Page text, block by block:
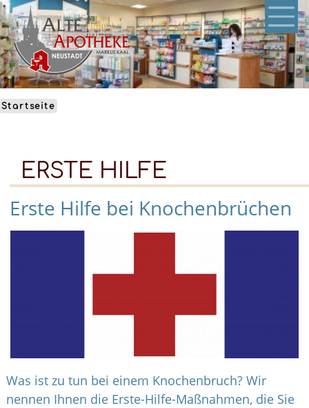
Direkt
zum
Inhalt
Startseite
ERSTE HILFE
Erste Hilfe bei Knochenbrüchen
Was ist zu tun bei einem Knochenbruch? Wir
nennen Ihnen die Erste-Hilfe-Maßnahmen, die Sie